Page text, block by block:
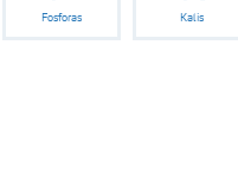
Fosforas Kalis